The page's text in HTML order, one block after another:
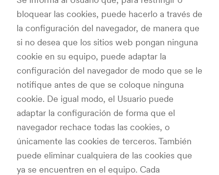
bloquear las cookies, puede hacerlo a través de
la configuración del navegador, de manera que
si no desea que los sitios web pongan ninguna
cookie en su equipo, puede adaptar la
configuración del navegador de modo que se le
notifique antes de que se coloque ninguna
cookie. De igual modo, el Usuario puede
adaptar la configuración de forma que el
navegador rechace todas las cookies, o
únicamente las cookies de terceros. También
puede eliminar cualquiera de las cookies que
ya se encuentren en el equipo. Cada